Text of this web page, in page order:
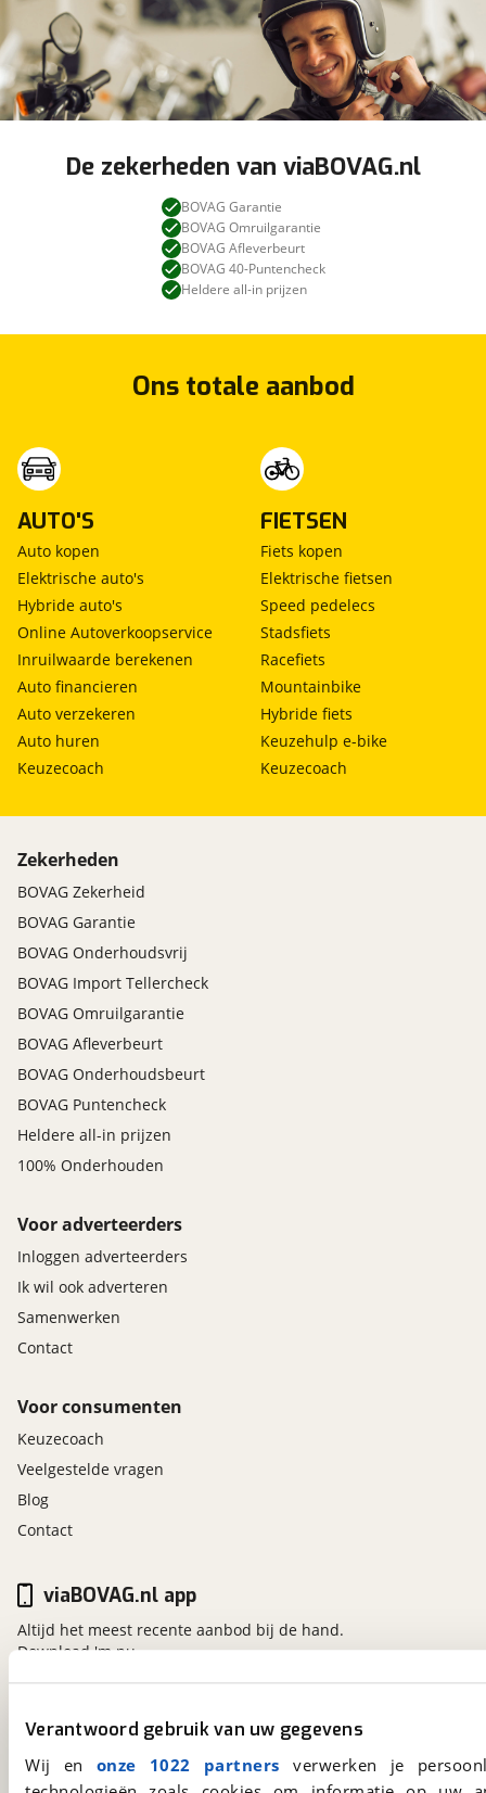
Verantwoord gebruik van uw gegevens
Wij en onze 1022 partners verwerken je
De zekerheden van viaBOVAG.nl
BOVAG Garantie
BOVAG Omruilgarantie
BOVAG Afleverbeurt
BOVAG 40-Puntencheck
Heldere all-in prijzen
Ons totale aanbod
AUTO'S
Auto kopen
Elektrische auto's
Hybride auto's
Online Autoverkoopservice
Inruilwaarde berekenen
Auto financieren
Auto verzekeren
Auto huren
Keuzecoach
FIETSEN
Fiets kopen
Elektrische fietsen
Speed pedelecs
Stadsfiets
Racefiets
Mountainbike
Hybride fiets
Keuzehulp e-bike
Keuzecoach
Zekerheden
BOVAG Zekerheid
BOVAG Garantie
BOVAG Onderhoudsvrij
BOVAG Import Tellercheck
BOVAG Omruilgarantie
BOVAG Afleverbeurt
BOVAG Onderhoudsbeurt
BOVAG Puntencheck
Heldere all-in prijzen
100% Onderhouden
Voor adverteerders
Inloggen adverteerders
Ik wil ook adverteren
Samenwerken
Contact
Voor consumenten
Keuzecoach
Veelgestelde vragen
Blog
Contact
viaBOVAG.nl
Kosterijland15
3981 AJ
Bunnik
viaBOVAG.nl app
Altijd het meest recente aanbod bij de hand.
Download 'm nu.